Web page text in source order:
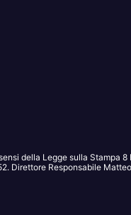
della Legge sulla Stampa 8
Direttore Responsabile